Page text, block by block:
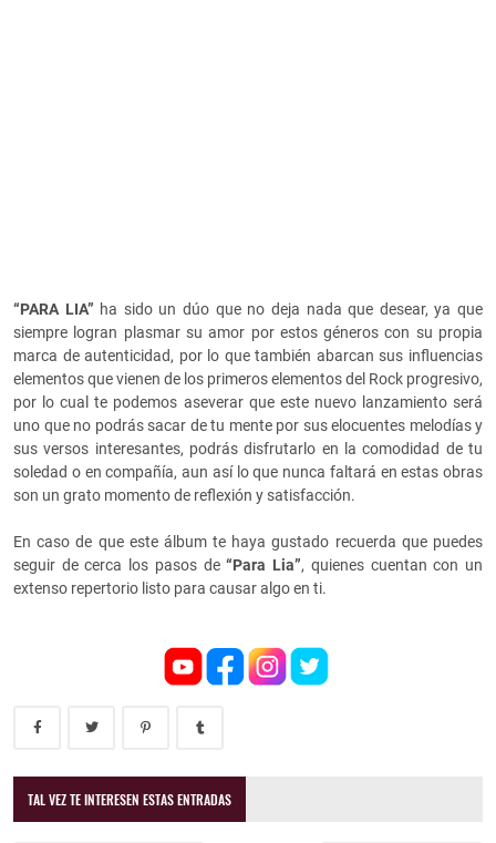
“PARA LIA” ha sido un dúo que no deja nada que desear, ya que
siempre logran plasmar su amor por estos géneros con su propia
marca de autenticidad, por lo que también abarcan sus influencias
elementos que vienen de los primeros elementos del Rock progresivo,
por lo cual te podemos aseverar que este nuevo lanzamiento será
uno que no podrás sacar de tu mente por sus elocuentes melodías y
sus versos interesantes, podrás disfrutarlo en la comodidad de tu
soledad o en compañía, aun así lo que nunca faltará en estas obras
son un grato momento de reflexión y satisfacción.
En caso de que este álbum te haya gustado recuerda que puedes
seguir de cerca los pasos de“Para Lia”, quienes cuentan con un
extenso repertorio listo para causar algo en ti.
TAL VEZ TE INTERESEN ESTAS ENTRADAS